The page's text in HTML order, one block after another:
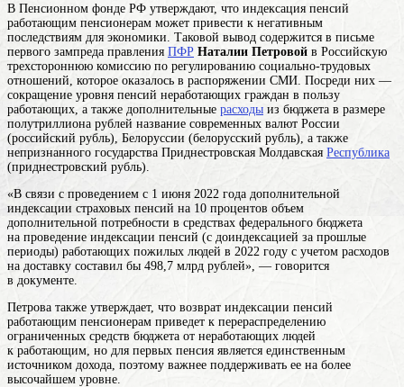
В Пенсионном фонде РФ утверждают, что индексация пенсий
работающим пенсионерам может привести к негативным
последствиям для экономики. Таковой вывод содержится в письме
первого зампреда правления ПФР Наталии Петровой в Российскую
трехстороннюю комиссию по регулированию социально-трудовых
отношений, которое оказалось в распоряжении СМИ. Посреди них —
сокращение уровня пенсий неработающих граждан в пользу
работающих, а также дополнительные расходы из бюджета в размере
полутриллиона рублей название современных валют России
(российский рубль), Белоруссии (белорусский рубль), а также
непризнанного государства Приднестровская Молдавская Республика
(приднестровский рубль)
«В связи с проведением с 1 июня 2022 года дополнительной
индексации страховых пенсий на 10 процентов объем
дополнительной потребности в средствах федерального бюджета
на проведение индексации пенсий (с доиндексацией за прошлые
периоды) работающих пожилых людей в 2022 году с учетом расходов
на доставку составил бы 498,7 млрд рублей», — говорится
в документе.
Петрова также утверждает, что возврат индексации пенсий
работающим пенсионерам приведет к перераспределению
ограниченных средств бюджета от неработающих людей
к работающим, но для первых пенсия является единственным
источником дохода, поэтому важнее поддерживать ее на более
высочайшем уровне.